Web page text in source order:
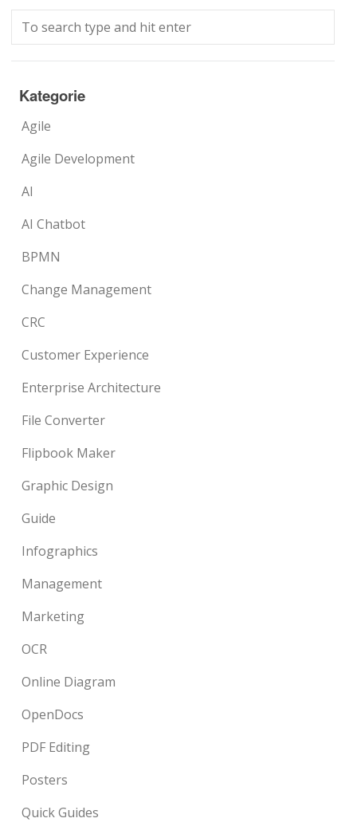
Kategorie
Agile
Agile Development
AI
AI Chatbot
BPMN
Change Management
CRC
Customer Experience
Enterprise Architecture
File Converter
Flipbook Maker
Graphic Design
Guide
Infographics
Management
Marketing
OCR
Online Diagram
OpenDocs
PDF Editing
Posters
Quick Guides